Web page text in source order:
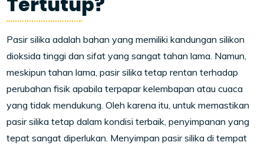
Pasir silika adalah bahan yang memiliki kandungan silikon
dioksida tinggi dan sifat yang sangat tahan lama. Namun,
meskipun tahan lama, pasir silika tetap rentan terhadap
perubahan fisik apabila terpapar kelembapan atau cuaca
yang tidak mendukung. Oleh karena itu, untuk memastikan
pasir silika tetap dalam kondisi terbaik, penyimpanan yang
tepat sangat diperlukan. Menyimpan pasir silika di tempat